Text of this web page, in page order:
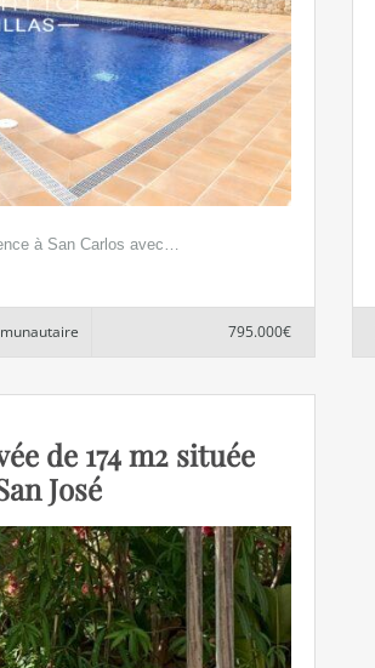
à San Carlos avec…
795.000€
de 174 m2 située
José